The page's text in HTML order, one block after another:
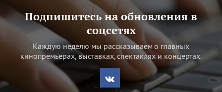
Подпишитесь на обновления в
соцсетях
Каждую неделю мы рассказываем о главных
кинопремьерах, выставках, спектаклях и концертах.